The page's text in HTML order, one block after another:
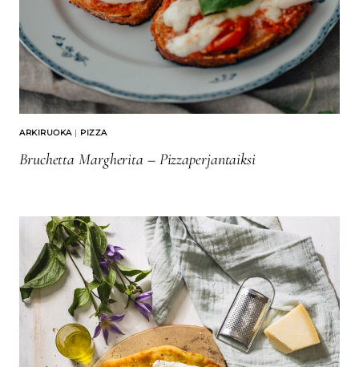
ARKIRUOKA| PIZZA
Bruchetta Margherita – Pizzaperjantaiksi